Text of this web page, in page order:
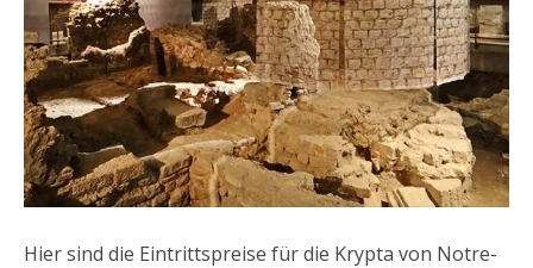
Hier sind die Eintrittspreise für die Krypta von Notre-